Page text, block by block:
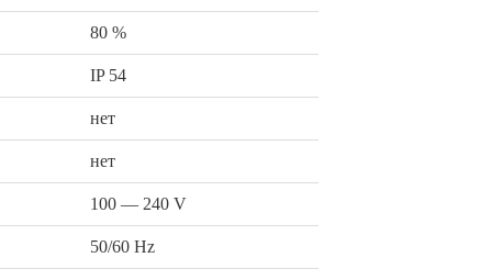
80 %
IP 54
нет
нет
100 — 240 V
50/60 Hz